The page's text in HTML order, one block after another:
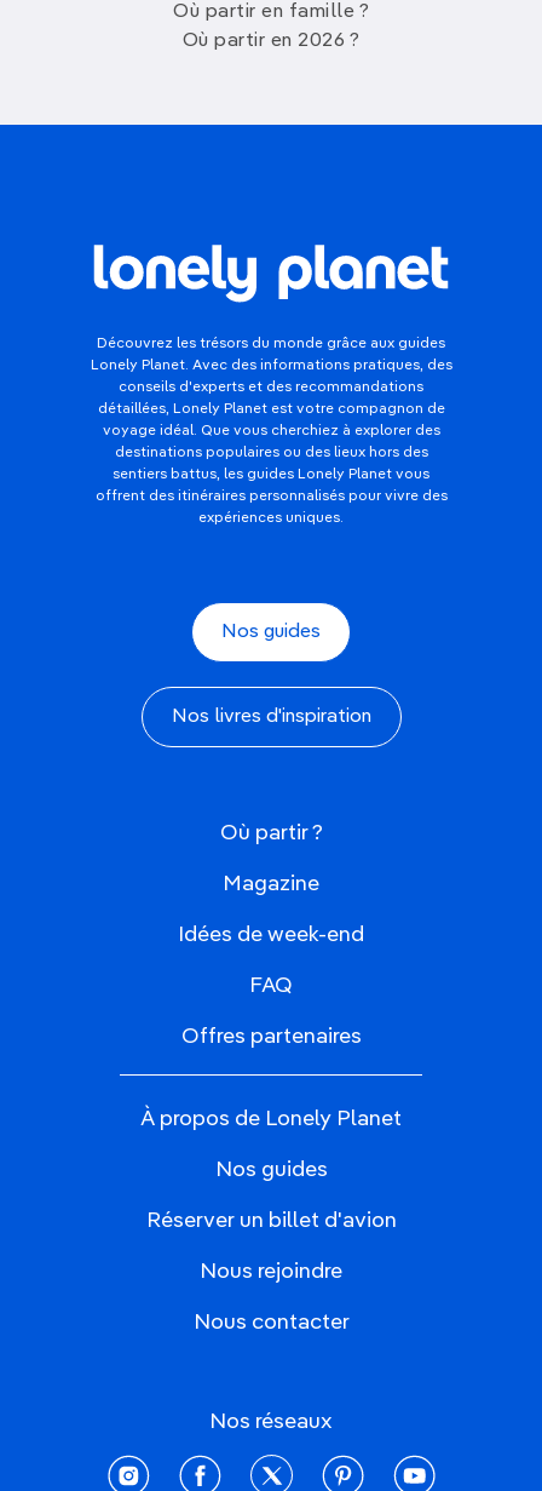
Où partir en famille ?
Où partir en 2026 ?
Découvrez les trésors du monde grâce aux guides
Lonely Planet. Avec des informations pratiques, des
conseils d'experts et des recommandations
détaillées, Lonely Planet est votre compagnon de
voyage idéal. Que vous cherchiez à explorer des
destinations populaires ou des lieux hors des
sentiers battus, les guides Lonely Planet vous
offrent des itinéraires personnalisés pour vivre des
expériences uniques.
Nos guides
Nos livres d'inspiration
Où partir ?
Magazine
Idées de week-end
FAQ
Offres partenaires
À propos de Lonely Planet
Nos guides
Réserver un billet d'avion
Nous rejoindre
Nous contacter
Nos réseaux
instagramfacebooktwitter pinterestyoutube